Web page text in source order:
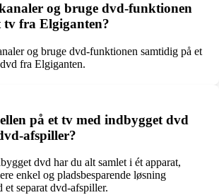
og bruge dvd-funktionen
tv fra Elgiganten?
og bruge dvd-funktionen samtidig på et
fra Elgiganten.
på et tv med indbygget dvd
afspiller?
dvd har du alt samlet i ét apparat,
enkel og pladsbesparende løsning
et separat dvd-afspiller.